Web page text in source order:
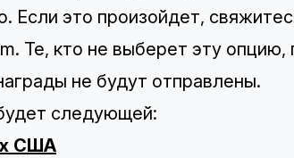
Если это произойдет,
. Те, кто не выберет эту
не будут отправлены.
следующей:
США